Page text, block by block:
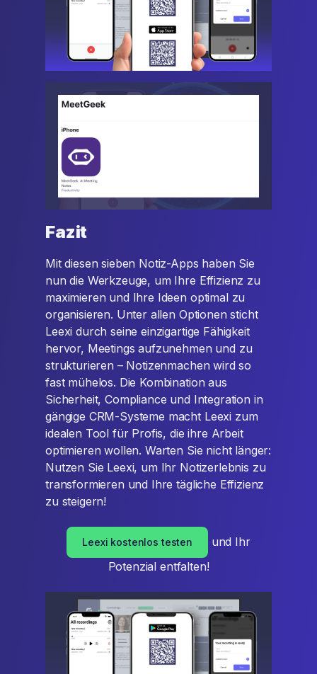
Fazit
Mit diesen sieben Notiz-Apps haben Sie
nun die Werkzeuge, um Ihre Effizienz zu
maximieren und Ihre Ideen optimal zu
organisieren. Unter allen Optionen sticht
Leexi durch seine einzigartige Fähigkeit
hervor, Meetings aufzunehmen und zu
strukturieren – Notizenmachen wird so
fast mühelos. Die Kombination aus
Sicherheit, Compliance und Integration in
gängige CRM-Systeme macht Leexi zum
idealen Tool für Profis, die ihre Arbeit
optimieren wollen. Warten Sie nicht länger:
Nutzen Sie Leexi, um Ihr Notizerlebnis zu
transformieren und Ihre tägliche Effizienz
zu steigern!
Leexi kostenlos testen
und Ihr
Potenzial entfalten!